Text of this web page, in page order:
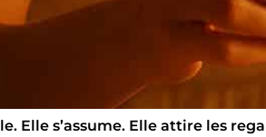
Elle s’assume. Elle attire les